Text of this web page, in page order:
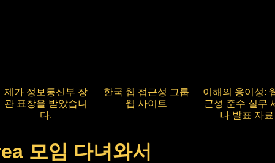
제가 정보통신부 장
관 표창을 받았습니
다.
한국 웹 접근성 그룹
웹 사이트
이해의 용이성:
근성 준수 실무
나 발표 자료
모임 다녀와서